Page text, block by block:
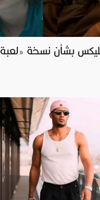
بشأن نسخة «لعبة